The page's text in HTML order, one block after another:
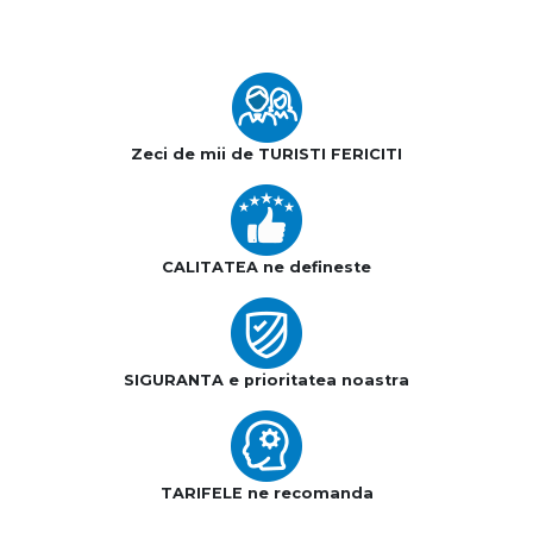
Zeci de mii de TURISTI FERICITI
CALITATEA ne defineste
SIGURANTA e prioritatea noastra
TARIFELE ne recomanda